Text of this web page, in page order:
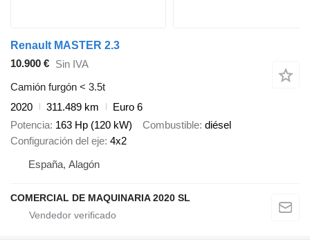
Renault MASTER 2.3
10.900 € Sin IVA
Camión furgón < 3.5t
2020
311.489 km
Euro 6
Potencia 163 Hp (120 kW) Combustible diésel
Configuración del eje 4x2
España, Alagón
COMERCIAL DE MAQUINARIA 2020 SL